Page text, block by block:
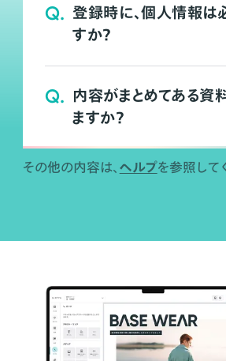
Q. 登録時に、個人情報は
すか？
Q. 内容がまとめてある資
ますか？
その他の内容は、 ヘルプを参照して